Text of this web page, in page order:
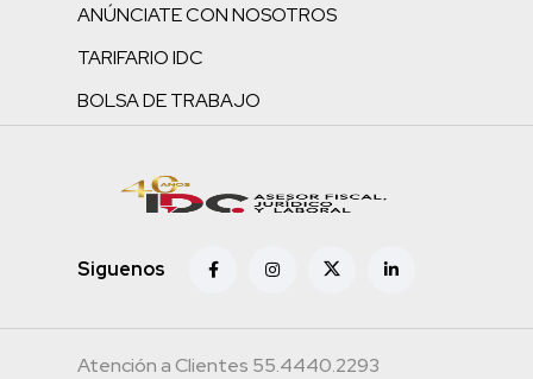
ANÚNCIATE CON NOSOTROS
TARIFARIO IDC
BOLSA DE TRABAJO
Siguenos
Atención a Clientes 55.4440.2293